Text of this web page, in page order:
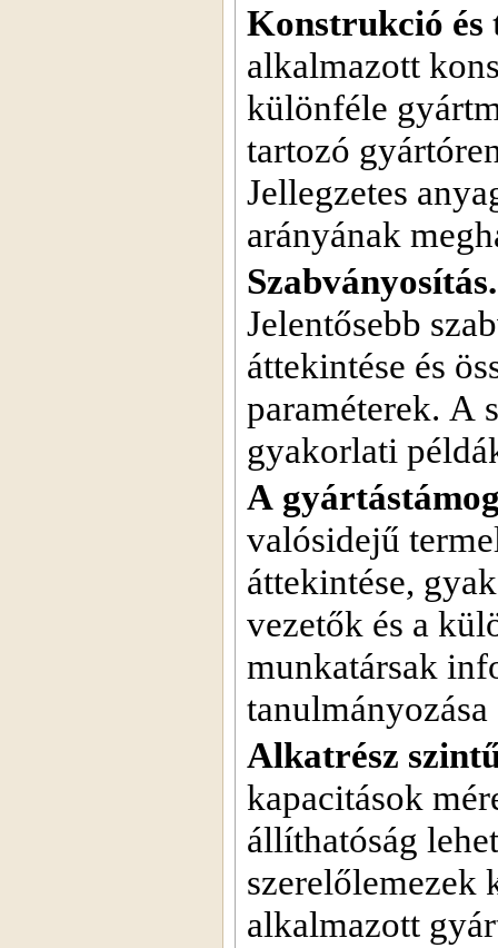
Konstrukció és
alkalmazott
különféle
tartozó
Jellegzetes
arányának
Szabványosítás.
Jelentősebb
áttekintése és
paraméterek. A
gyakorlati
A
valósidejű
áttekintése,
vezetők és a
munkatársak
Alkatrész
kapacitások
állíthatóság
szerelőlemezek
alkalmazott